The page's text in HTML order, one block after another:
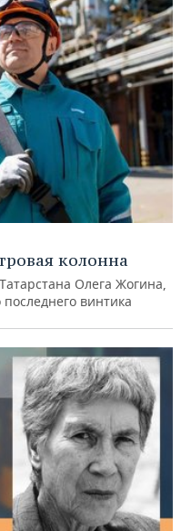
колонна
Олега Жогина,
винтика